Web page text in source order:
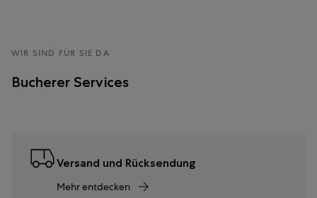
WIR SIND FÜR SIE DA
Bucherer Services
Versand und Rücksendung
Mehr entdecken